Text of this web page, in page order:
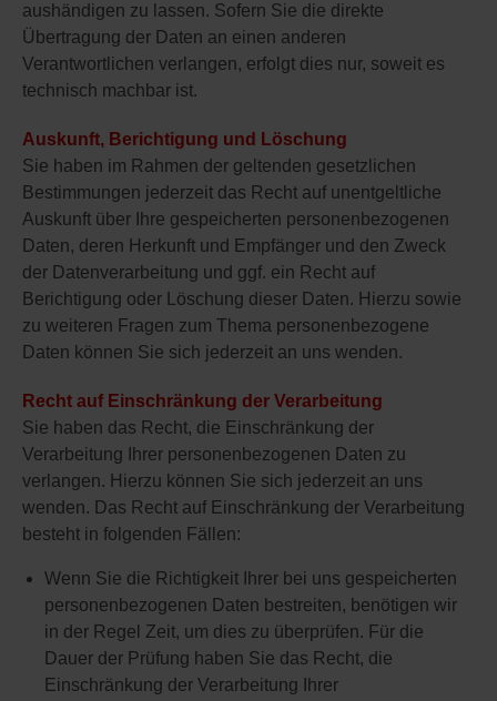
aushändigen zu lassen. Sofern Sie die direkte
Übertragung der Daten an einen anderen
Verantwortlichen verlangen, erfolgt dies nur, soweit es
technisch machbar ist.
Auskunft, Berichtigung und Löschung
Sie haben im Rahmen der geltenden gesetzlichen
Bestimmungen jederzeit das Recht auf unentgeltliche
Auskunft über Ihre gespeicherten personenbezogenen
Daten, deren Herkunft und Empfänger und den Zweck
der Datenverarbeitung und ggf. ein Recht auf
Berichtigung oder Löschung dieser Daten. Hierzu sowie
zu weiteren Fragen zum Thema personenbezogene
Daten können Sie sich jederzeit an uns wenden.
Recht auf Einschränkung der Verarbeitung
Sie haben das Recht, die Einschränkung der
Verarbeitung Ihrer personenbezogenen Daten zu
verlangen. Hierzu können Sie sich jederzeit an uns
wenden. Das Recht auf Einschränkung der Verarbeitung
besteht in folgenden Fällen:
Wenn Sie die Richtigkeit Ihrer bei uns gespeicherten
personenbezogenen Daten bestreiten, benötigen wir
in der Regel Zeit, um dies zu überprüfen. Für die
Dauer der Prüfung haben Sie das Recht, die
Einschränkung der Verarbeitung Ihrer